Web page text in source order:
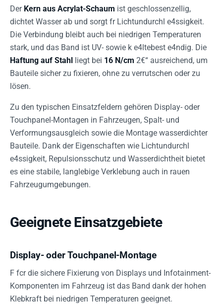
Der Kern aus Acrylat-Schaum ist geschlossenzellig,
dichtet Wasser ab und sorgt fr Lichtundurchl e4ssigkeit.
Die Verbindung bleibt auch bei niedrigen Temperaturen
stark, und das Band ist UV- sowie k e4ltebest e4ndig. Die
Haftung auf Stahl liegt bei 16 N/cm 2€“ ausreichend, um
Bauteile sicher zu fixieren, ohne zu verrutschen oder zu
lösen.
Zu den typischen Einsatzfeldern gehören Display- oder
Touchpanel-Montagen in Fahrzeugen, Spalt- und
Verformungsausgleich sowie die Montage wasserdichter
Bauteile. Dank der Eigenschaften wie Lichtundurchl
e4ssigkeit, Repulsionsschutz und Wasserdichtheit bietet
es eine stabile, langlebige Verklebung auch in rauen
Fahrzeugumgebungen.
Geeignete Einsatzgebiete
Display- oder Touchpanel-Montage
F fcr die sichere Fixierung von Displays und Infotainment-
Komponenten im Fahrzeug ist das Band dank der hohen
Klebkraft bei niedrigen Temperaturen geeignet.